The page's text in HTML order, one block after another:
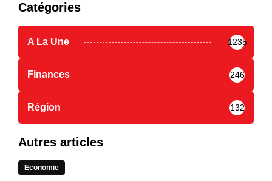
Catégories
A La Une 1235
Finances 246
Région 132
Autres articles
Economie